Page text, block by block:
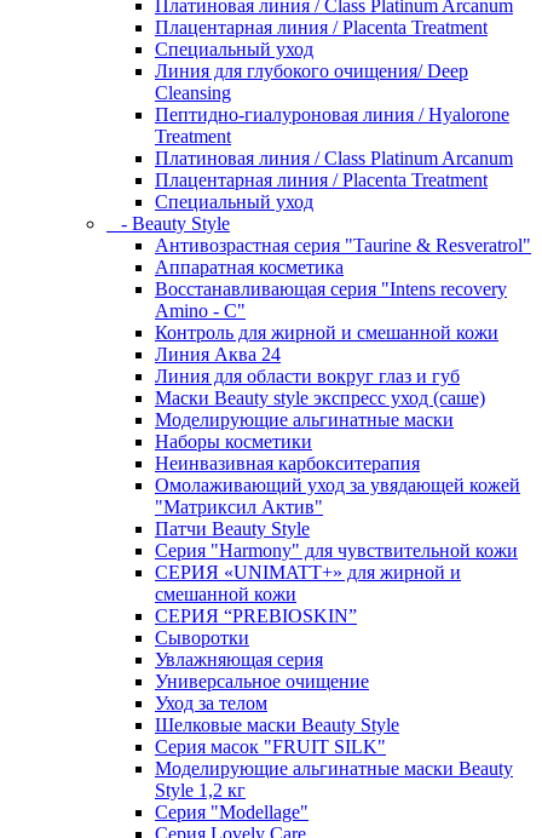
Платиновая линия / Class Platinum Arcanum
Плацентарная линия / Placenta Treatment
Специальный уход
Линия для глубокого очищения/ Deep
Cleansing
Пептидно-гиалуроновая линия / Hyalorone
Treatment
Платиновая линия / Class Platinum Arcanum
Плацентарная линия / Placenta Treatment
Специальный уход
- Beauty Style
Антивозрастная серия "Taurine & Resveratrol"
Аппаратная косметика
Восстанавливающая серия "Intens recovery
Amino - C"
Контроль для жирной и смешанной кожи
Линия Аква 24
Линия для области вокруг глаз и губ
Маски Beauty style экспресс уход (саше)
Моделирующие альгинатные маски
Наборы косметики
Неинвазивная карбокситерапия
Омолаживающий уход за увядающей кожей
"Матриксил Актив"
Патчи Beauty Style
Серия "Harmony" для чувствительной кожи
СЕРИЯ «UNIMATT+» для жирной и
смешанной кожи
СЕРИЯ “PREBIOSKIN”
Сыворотки
Увлажняющая серия
Универсальное очищение
Уход за телом
Шелковые маски Beauty Style
Серия масок "FRUIT SILK"
Моделирующие альгинатные маски Beauty
Style 1,2 кг
Серия "Modellage"
Cерия Lovely Care